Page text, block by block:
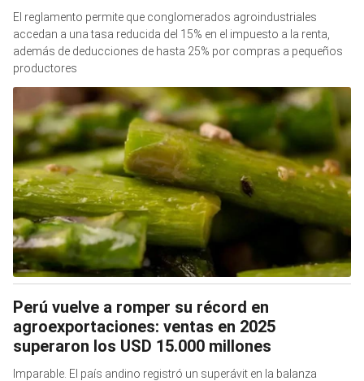
El reglamento permite que conglomerados agroindustriales
accedan a una tasa reducida del 15% en el impuesto a la renta,
además de deducciones de hasta 25% por compras a pequeños
productores
Perú vuelve a romper su récord en
agroexportaciones: ventas en 2025
superaron los USD 15.000 millones
Imparable. El país andino registró un superávit en la balanza